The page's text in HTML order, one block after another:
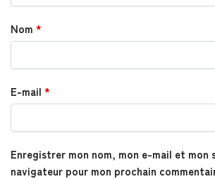
Nom *
E-mail *
Enregistrer mon nom, mon e-mail et mon
navigateur pour mon prochain